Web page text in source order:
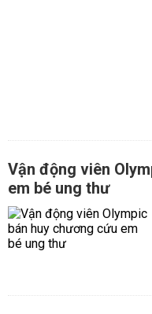
Vận động viên
em bé ung thư